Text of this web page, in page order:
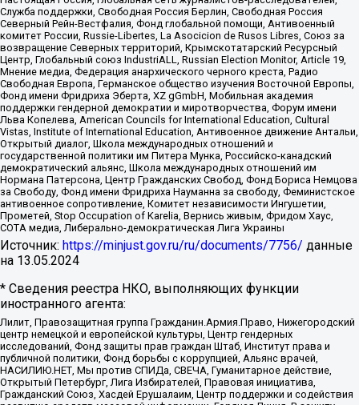
Служба поддержки, Свободная Россия Берлин, Свободная Россия
Северный Рейн-Вестфалия, Фонд глобальной помощи, Антивоенный
комитет России, Russie-Libertes, La Asocicion de Rusos Libres, Союз за
возвращение Северных территорий, Крымскотатарский Ресурсный
Центр, Глобальный союз IndustriALL, Russian Election Monitor, Article 19,
Мнение медиа, Федерация анархического черного креста, Радио
Свободная Европа, Германское общество изучения Восточной Европы,
Фонд имени Фридриха Эберта, XZ gGmbH, Мобильная академия
поддержки гендерной демократии и миротворчества, Форум имени
Льва Копелева, American Councils for International Education, Cultural
Vistas, Institute of International Education, Антивоенное движение Антальи,
Открытый диалог, Школа международных отношений и
государственной политики им Питера Мунка, Российско-канадский
демократический альянс, Школа международных отношений им
Нормана Патерсона, Центр Гражданских Свобод, Фонд Бориса Немцова
за Свободу, Фонд имени Фридриха Науманна за свободу, Феминистское
антивоенное сопротивление, Комитет независимости Ингушетии,
Прометей, Stop Occupation of Karelia, Вернись живым, Фридом Хаус,
СОТА медиа, Либерально-демократическая Лига Украины
Источник: https://minjust.gov.ru/ru/documents/7756/ данные
на 13.05.2024
* Сведения реестра НКО, выполняющих функции
иностранного агента:
Лилит, Правозащитная группа Гражданин.Армия.Право, Нижегородский
центр немецкой и европейской культуры, Центр гендерных
исследований, Фонд защиты прав граждан Штаб, Институт права и
публичной политики, Фонд борьбы с коррупцией, Альянс врачей,
НАСИЛИЮ.НЕТ, Мы против СПИДа, СВЕЧА, Гуманитарное действие,
Открытый Петербург, Лига Избирателей, Правовая инициатива,
Гражданский Союз, Хасдей Ерушалаим, Центр поддержки и содействия